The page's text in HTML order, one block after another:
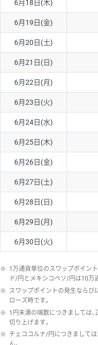
ソ/円は10万通貨単位。
6月18日(木)
6月19日(金)
6月20日(土)
6月21日(日)
6月22日(月)
6月23日(火)
6月24日(水)
6月25日(木)
6月26日(金)
6月27日(土)
6月28日(日)
6月29日(月)
6月30日(火)
※ 1万通貨単位のスワップポイン
ド/円とメキシコペソ/円は10万
※ スワップポイントの発生ならび
ローズ時です。
※ 1円未満の端数につきましては
切り上げます。
※ チェココルナ/円につきまして